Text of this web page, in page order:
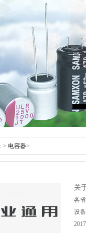
> 电容器>
关
各
设